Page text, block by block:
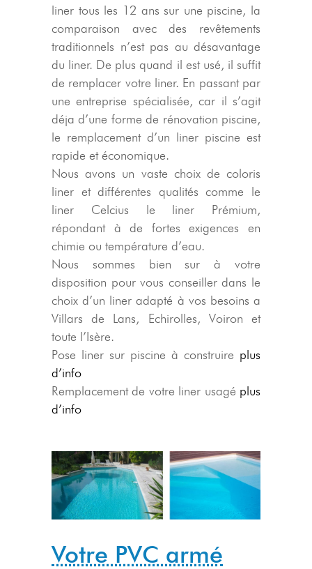
liner tous les 12 ans sur une piscine, la
comparaison avec des revêtements
traditionnels n’est pas au désavantage
du liner. De plus quand il est usé, il suffit
de remplacer votre liner. En passant par
une entreprise spécialisée, car il s’agit
déja d’une forme de rénovation piscine,
le remplacement d’un liner piscine est
rapide et économique.
Nous avons un vaste choix de coloris
liner et différentes qualités comme le
liner Celcius le liner Prémium,
répondant à de fortes exigences en
chimie ou température d’eau.
Nous sommes bien sur à votre
disposition pour vous conseiller dans le
choix d’un liner adapté à vos besoins a
Villars de Lans, Echirolles, Voiron et
toute l’Isère.
Pose liner sur piscine à construire plus
d’info
Remplacement de votre liner usagé plus
d’info
Votre PVC armé